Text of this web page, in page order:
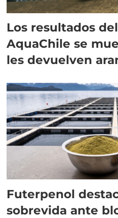
Los resultados
AquaChile se
les devuelven
Futerpenol
sobrevida ante